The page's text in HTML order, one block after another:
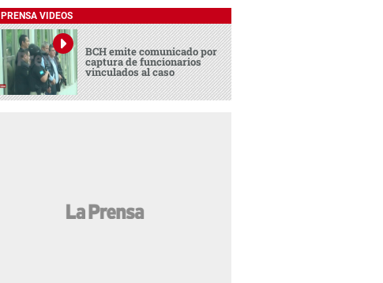
VIDEOS
BCH emite comunicado por
captura de funcionarios
vinculados al caso